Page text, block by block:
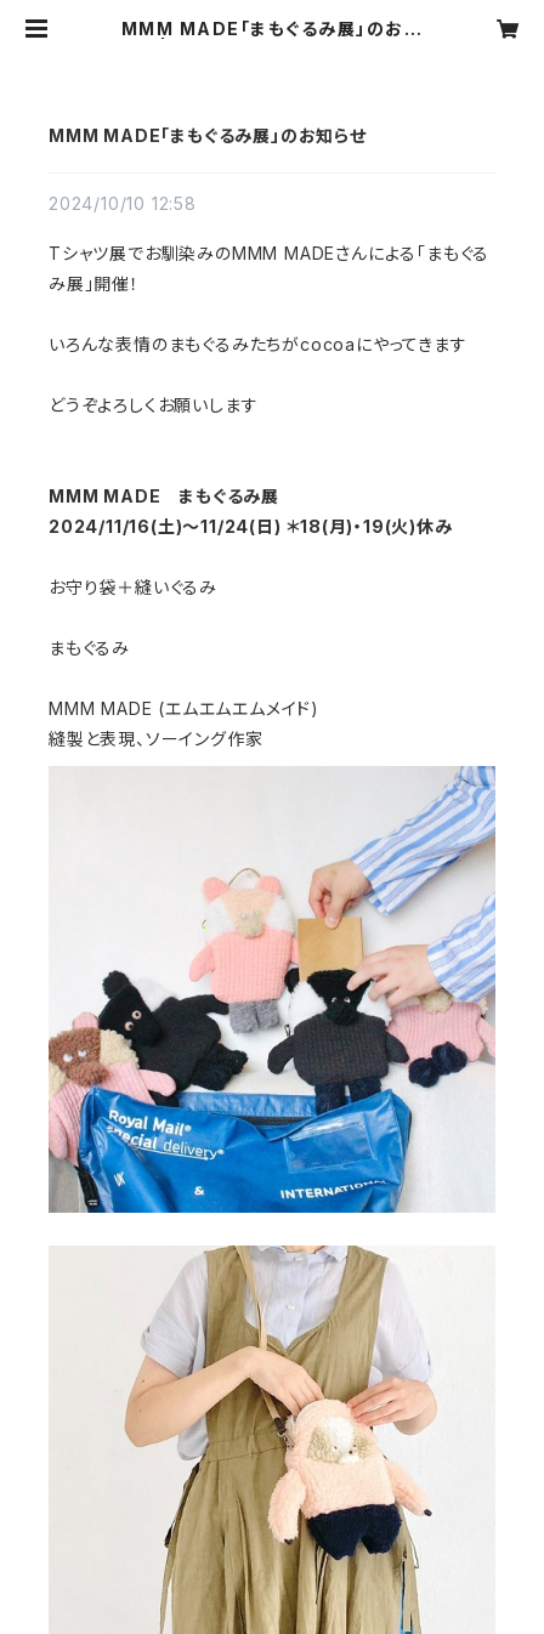
MMM MADE「まもぐるみ展」のお知
MMM MADE「まもぐるみ展」のお知らせ
2024/10/10 12:58
Tシャツ展でお馴染みのMMM MADEさんによる「まもぐる
み展」開催！
いろんな表情のまもぐるみたちがcocoaにやってきます
どうぞよろしくお願いします
MMM MADE まもぐるみ展
2024/11/16(土)～11/24(日) ＊18(月)・19(火)休み
お守り袋＋縫いぐるみ
まもぐるみ
MMM MADE (エムエムエムメイド)
縫製と表現、ソーイング作家